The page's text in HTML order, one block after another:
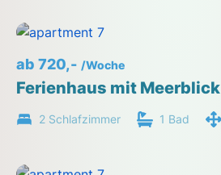
ab 720,- /Woche
Ferienhaus mit Meerblick
2 Schlafzimmer 1 Bad